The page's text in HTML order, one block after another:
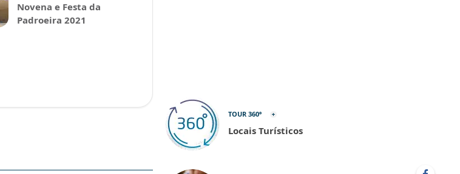
Novena e Festa da
Padroeira 2021
TOUR 360º
Locais Turísticos